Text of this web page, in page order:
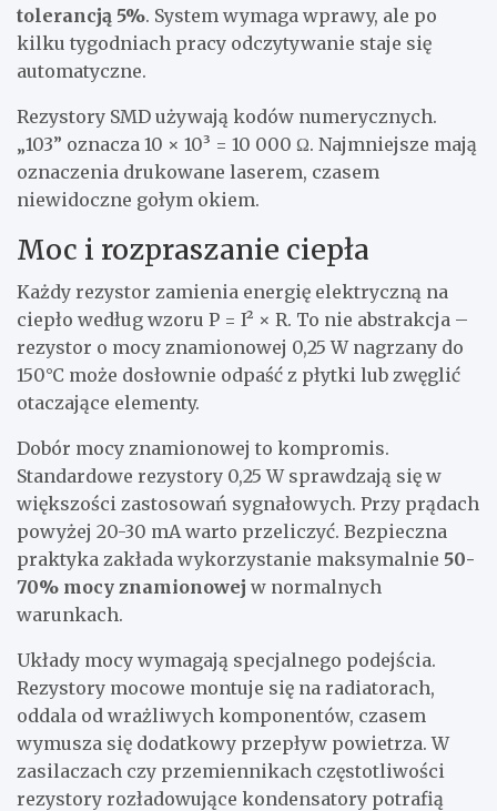
tolerancją 5%. System wymaga wprawy, ale po
kilku tygodniach pracy odczytywanie staje się
automatyczne.
Rezystory SMD używają kodów numerycznych.
„103” oznacza 10 × 10³ = 10 000 Ω. Najmniejsze mają
oznaczenia drukowane laserem, czasem
niewidoczne gołym okiem.
Moc i rozpraszanie ciepła
Każdy rezystor zamienia energię elektryczną na
ciepło według wzoru P = I² × R. To nie abstrakcja –
rezystor o mocy znamionowej 0,25 W nagrzany do
150°C może dosłownie odpaść z płytki lub zwęglić
otaczające elementy.
Dobór mocy znamionowej to kompromis.
Standardowe rezystory 0,25 W sprawdzają się w
większości zastosowań sygnałowych. Przy prądach
powyżej 20-30 mA warto przeliczyć. Bezpieczna
praktyka zakłada wykorzystanie maksymalnie 50-
70% mocy znamionowej w normalnych
warunkach.
Układy mocy wymagają specjalnego podejścia.
Rezystory mocowe montuje się na radiatorach,
oddala od wrażliwych komponentów, czasem
wymusza się dodatkowy przepływ powietrza. W
zasilaczach czy przemiennikach częstotliwości
rezystory rozładowujące kondensatory potrafią